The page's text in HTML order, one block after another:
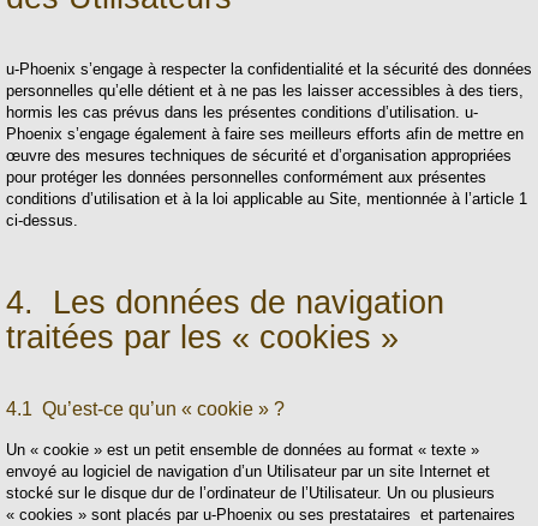
u-Phoenix s’engage à respecter la confidentialité et la sécurité des données
personnelles qu’elle détient et à ne pas les laisser accessibles à des tiers,
hormis les cas prévus dans les présentes conditions d’utilisation. u-
Phoenix s’engage également à faire ses meilleurs efforts afin de mettre en
œuvre des mesures techniques de sécurité et d’organisation appropriées
pour protéger les données personnelles conformément aux présentes
conditions d’utilisation et à la loi applicable au Site, mentionnée à l’article 1
ci-dessus.
4. Les données de navigation
traitées par les « cookies »
4.1 Qu’est-ce qu’un « cookie » ?
Un « cookie » est un petit ensemble de données au format « texte »
envoyé au logiciel de navigation d’un Utilisateur par un site Internet et
stocké sur le disque dur de l’ordinateur de l’Utilisateur. Un ou plusieurs
« cookies » sont placés par u-Phoenix ou ses prestataires et partenaires